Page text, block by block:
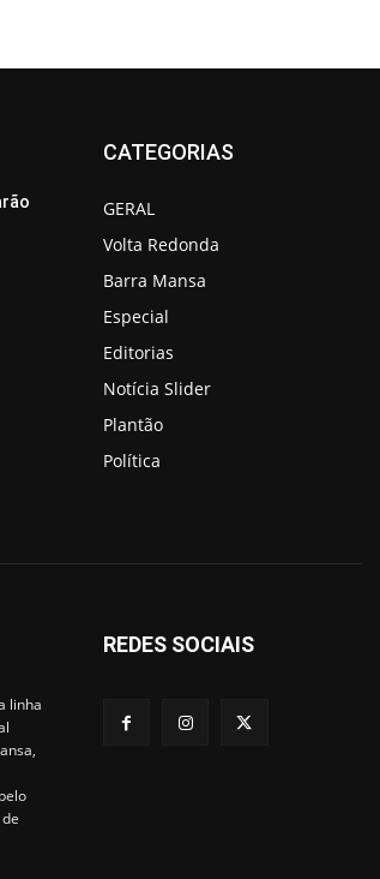
CATEGORIAS
GERAL
Volta Redonda
Barra Mansa
Especial
Editorias
Notícia Slider
Plantão
Política
linha
REDES SOCIAIS